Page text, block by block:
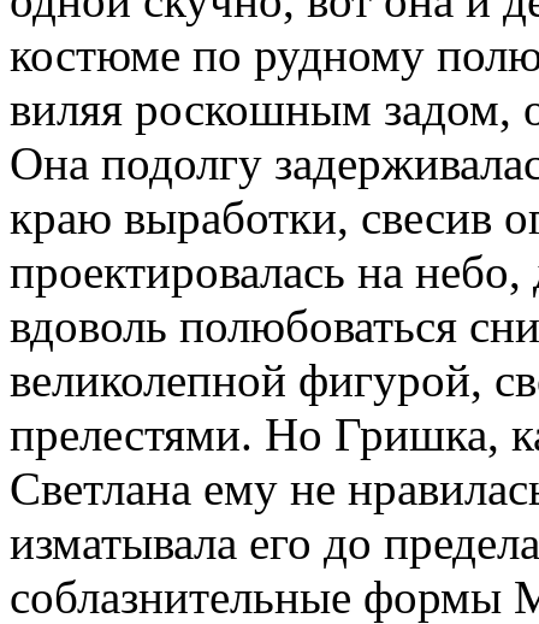
костюме по рудному
виляя роскошным задом,
Она подолгу
краю выработки, свесив
проектировалась на
вдоволь полюбоваться
великолепной фигурой,
прелестями. Но Гришка,
Светлана ему не
изматывала его до
соблазнительные формы